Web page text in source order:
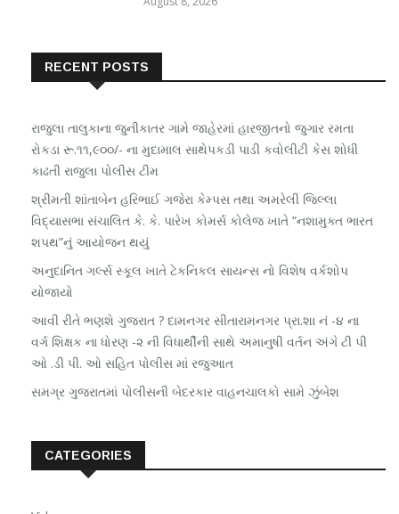
RECENT POSTS
રાજુલા તાલુકાના જુનીકાતર ગામે જાહેરમાં હારજીતનો જુગાર રમતા
રોકડા રૂ.૧૧,૯૦૦/- ના મુદામાલ સાથેપકડી પાડી કવોલીટી કેસ શોધી
કાઢતી રાજુલા પોલીસ ટીમ
શ્રીમતી શાંતાબેન હરિભાઈ ગજેરા કેમ્પસ તથા અમરેલી જિલ્લા
વિદ્યાસભા સંચાલિત કે. કે. પારેખ કોમર્સ કોલેજ ખાતે “નશામુક્ત ભારત
શપથ”નું આયોજન થયું
અનુદાનિત ગર્લ્સ સ્કૂલ ખાતે ટેકનિકલ સાયન્સ નો વિશેષ વર્કશોપ
યોજાયો
આવી રીતે ભણશે ગુજરાત ? દામનગર સીતારામનગર પ્રા.શા નં -૪ ના
વર્ગ શિક્ષક ના ધોરણ -૨ ની વિધાર્થીની સાથે અમાનુષી વર્તન અંગે ટી પી
ઓ .ડી પી. ઓ સહિત પોલીસ માં રજુઆત
સમગ્ર ગુજરાતમાં પોલીસની બેદરકાર વાહનચાલકો સામે ઝુંબેશ
CATEGORIES